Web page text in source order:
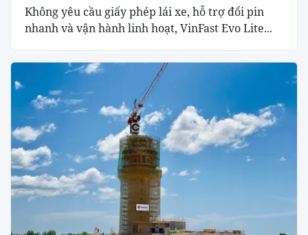
Không yêu cầu giấy phép lái xe, hỗ trợ đổi pin
nhanh và vận hành linh hoạt, VinFast Evo Lite...